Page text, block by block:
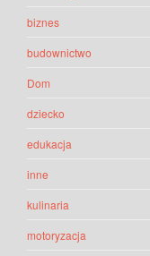
biznes
budownictwo
Dom
dziecko
edukacja
inne
kulinaria
motoryzacja